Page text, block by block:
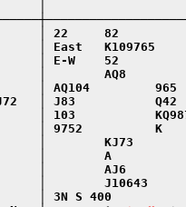
│ 22     82
│ East   K109765
│ E-W    52
│        AQ8
│ AQ104
│ J83
│ 103
│ 9752          K
│        KJ73
│        A
│        AJ6
│        J10643
│ 3N S 400